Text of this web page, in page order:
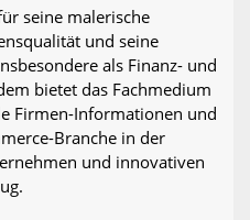
seine malerische
und seine
als Finanz- und
bietet das Fachmedium
Firmen-Informationen und
Branche in der
und innovativen